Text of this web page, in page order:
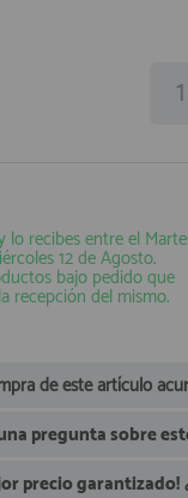
lo recibes entre el
12 de Agosto.
bajo pedido que
recepción del mismo.
de este artículo
pregunta sobre
precio garantizado!